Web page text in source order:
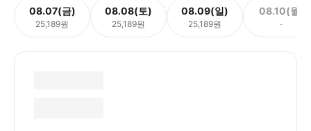
08.07(금)
25,189원
08.08(토)
25,189원
08.09(일)
25,189원
08.10(월)
-